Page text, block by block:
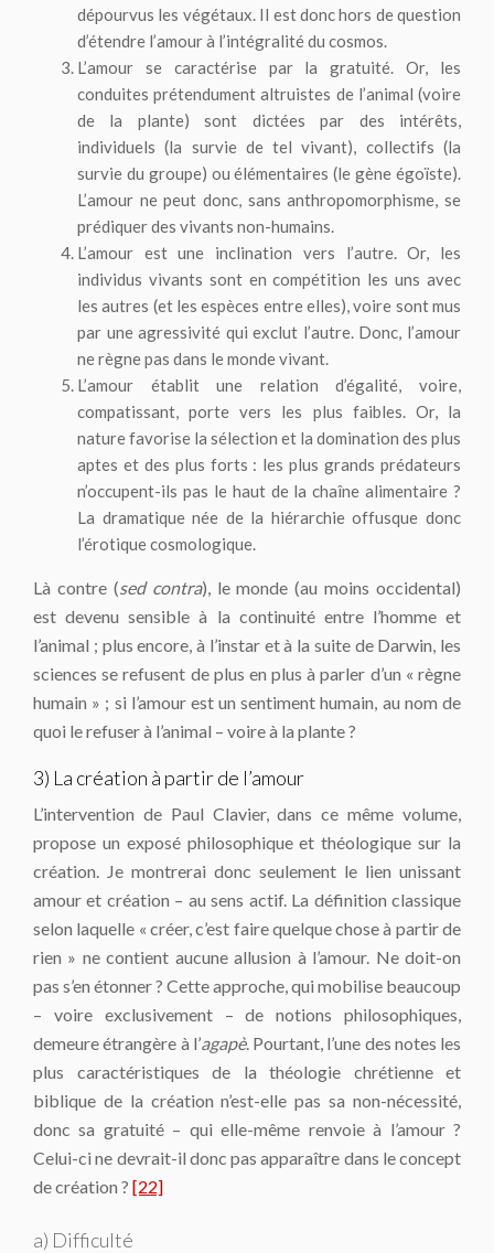
dépourvus les végétaux. Il est donc hors de question
d’étendre l’amour à l’intégralité du cosmos.
L’amour se caractérise par la gratuité. Or, les
conduites prétendument altruistes de l’animal (voire
de la plante) sont dictées par des intérêts,
individuels (la survie de tel vivant), collectifs (la
survie du groupe) ou élémentaires (le gène égoïste).
L’amour ne peut donc, sans anthropomorphisme, se
prédiquer des vivants non-humains.
L’amour est une inclination vers l’autre. Or, les
individus vivants sont en compétition les uns avec
les autres (et les espèces entre elles), voire sont mus
par une agressivité qui exclut l’autre. Donc, l’amour
ne règne pas dans le monde vivant.
L’amour établit une relation d’égalité, voire,
compatissant, porte vers les plus faibles. Or, la
nature favorise la sélection et la domination des plus
aptes et des plus forts : les plus grands prédateurs
n’occupent-ils pas le haut de la chaîne alimentaire ?
La dramatique née de la hiérarchie offusque donc
l’érotique cosmologique.
Là contre (sed contra), le monde (au moins occidental)
est devenu sensible à la continuité entre l’homme et
l’animal ; plus encore, à l’instar et à la suite de Darwin, les
sciences se refusent de plus en plus à parler d’un « règne
humain » ; si l’amour est un sentiment humain, au nom de
quoi le refuser à l’animal – voire à la plante ?
3) La création à partir de l’amour
L’intervention de Paul Clavier, dans ce même volume,
propose un exposé philosophique et théologique sur la
création. Je montrerai donc seulement le lien unissant
amour et création – au sens actif. La définition classique
selon laquelle « créer, c’est faire quelque chose à partir de
rien » ne contient aucune allusion à l’amour. Ne doit-on
pas s’en étonner ? Cette approche, qui mobilise beaucoup
– voire exclusivement – de notions philosophiques,
demeure étrangère à l’agapè. Pourtant, l’une des notes les
plus caractéristiques de la théologie chrétienne et
biblique de la création n’est-elle pas sa non-nécessité,
donc sa gratuité – qui elle-même renvoie à l’amour ?
Celui-ci ne devrait-il donc pas apparaître dans le concept
de création ? [22]
a) Difficulté